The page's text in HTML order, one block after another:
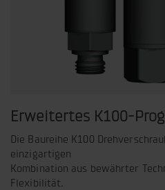
Erweitertes K100-
Die Baureihe K100
einzigartigen
Kombination aus bewährter
Flexibilität.